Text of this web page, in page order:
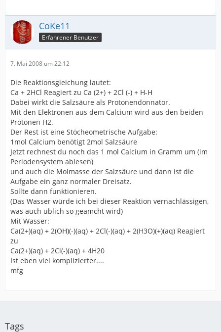
CoKe11
Erfahrener Benutzer
7. Mai 2008 um 22:12
Die Reaktionsgleichung lautet:
Ca + 2HCl Reagiert zu Ca (2+) + 2Cl (-) + H-H
Dabei wirkt die Salzsäure als Protonendonnator.
Mit den Elektronen aus dem Calcium wird aus den beiden
Protonen H2.
Der Rest ist eine Stöcheometrische Aufgabe:
1mol Calcium benötigt 2mol Salzsäure
Jetzt rechnest du noch das 1 mol Calcium in Gramm um (im
Periodensystem ablesen)
und auch die Molmasse der Salzsäure und dann ist die
Aufgabe ein ganz normaler Dreisatz.
Sollte dann funktionieren.
(Das Wasser würde ich bei dieser Reaktion vernachlässigen,
was auch üblich so geamcht wird)
Mit Wasser:
Ca(2+)(aq) + 2(OH)(-)(aq) + 2Cl(-)(aq) + 2(H3O)(+)(aq) Reagiert
zu
Ca(2+)(aq) + 2Cl(-)(aq) + 4H20
Ist eben viel komplizierter....
mfg
Tags